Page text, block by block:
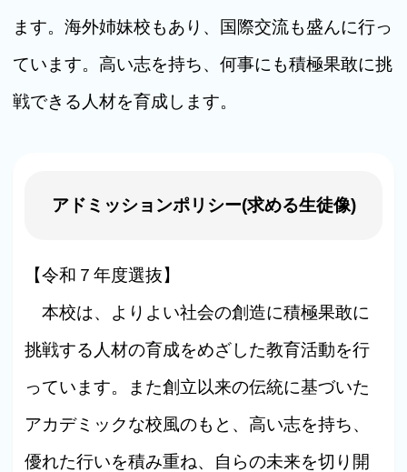
ます。海外姉妹校もあり、国際交流も盛んに行っ
ています。高い志を持ち、何事にも積極果敢に挑
戦できる人材を育成します。
アドミッションポリシー(求める生徒像)
【令和７年度選抜】
本校は、よりよい社会の創造に積極果敢に
挑戦する人材の育成をめざした教育活動を行
っています。また創立以来の伝統に基づいた
アカデミックな校風のもと、高い志を持ち、
優れた行いを積み重ね、自らの未来を切り開